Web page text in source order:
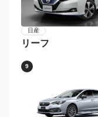
日産
リーフ
9